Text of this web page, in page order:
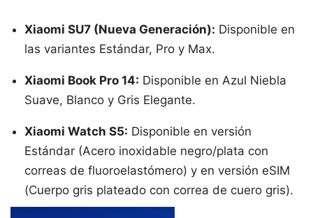
Xiaomi SU7 (Nueva Generación): Disponible en
las variantes Estándar, Pro y Max.
Xiaomi Book Pro 14: Disponible en Azul Niebla
Suave, Blanco y Gris Elegante.
Xiaomi Watch S5: Disponible en versión
Estándar (Acero inoxidable negro/plata con
correas de fluoroelastómero) y en versión eSIM
(Cuerpo gris plateado con correa de cuero gris).